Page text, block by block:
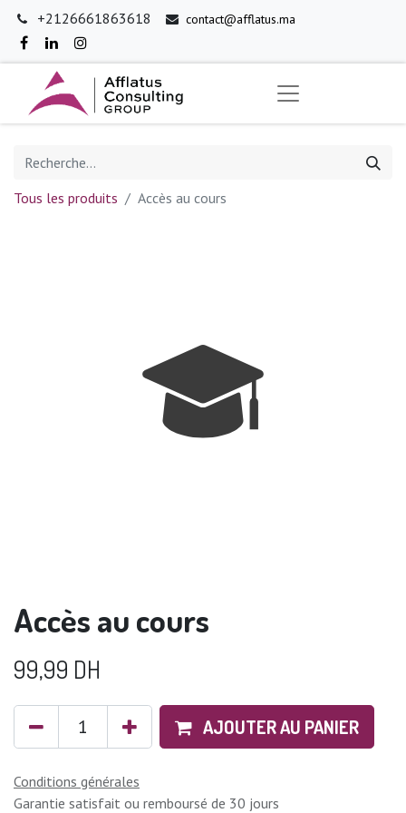
+2126661863618 contact@afflatus.ma
Tous les produits Accès au cours
Accès au cours
99,99 DH
AJOUTER AU PANIER
Conditions générales
Garantie satisfait ou remboursé de 30 jours